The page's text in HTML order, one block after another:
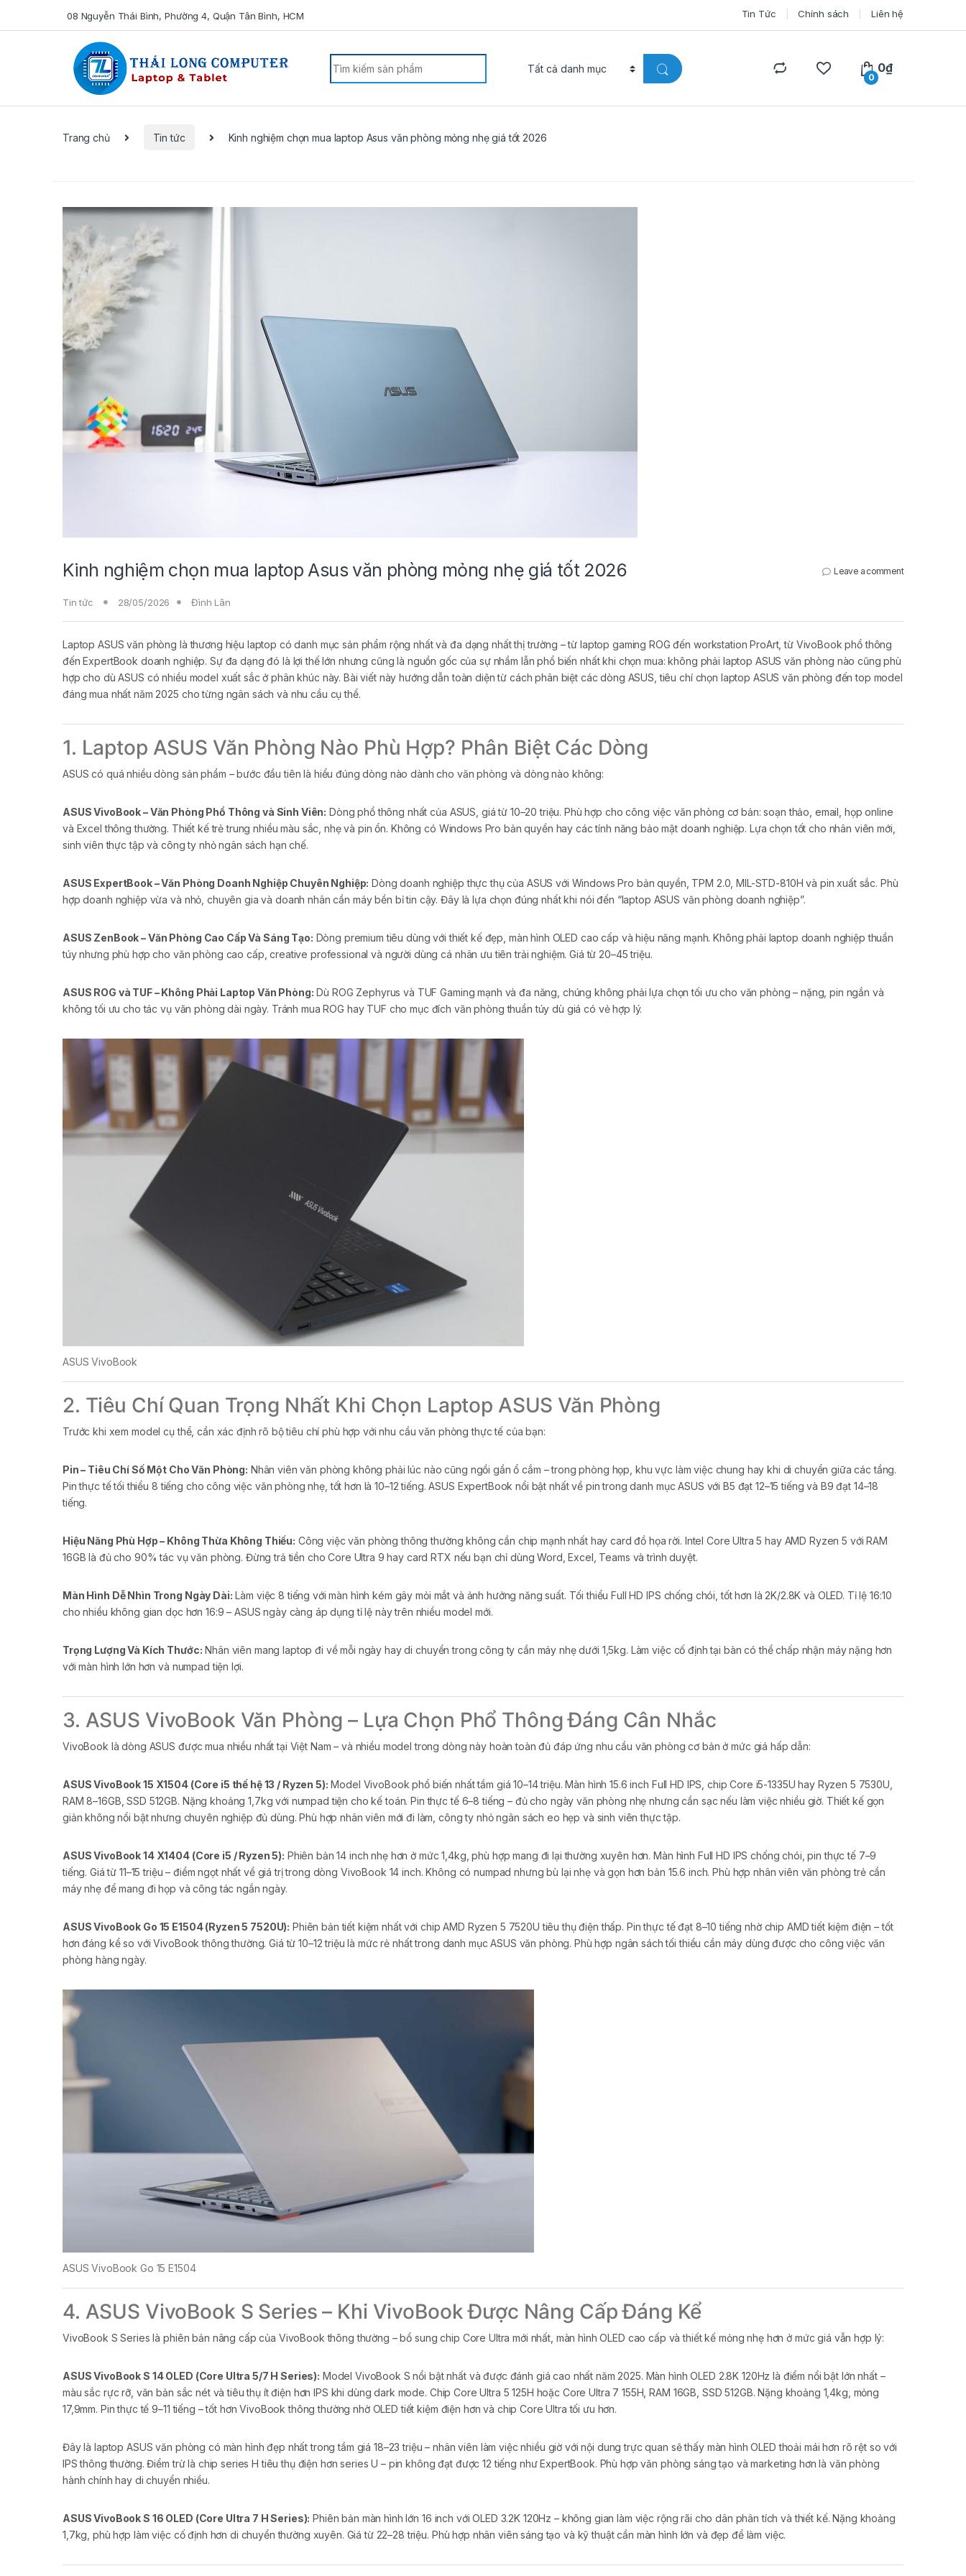
08 Nguyễn Thái Bình, Phường 4, Quận Tân Bình, HCM Tin Tức Chính sách Liên hệ
Search for:
0
0₫
Trang chủ Tin tức Kinh nghiệm chọn mua laptop Asus văn phòng mỏng nhẹ giá tốt 2026
Kinh nghiệm chọn mua laptop Asus văn phòng mỏng nhẹ giá tốt 2026 Leave a comment
Tin tức 28/05/2026 Đình Lân
Laptop ASUS văn phòng là thương hiệu laptop có danh mục sản phẩm rộng nhất và đa dạng nhất thị trường – từ laptop gaming ROG đến workstation ProArt, từ VivoBook phổ thông
đến ExpertBook doanh nghiệp. Sự đa dạng đó là lợi thế lớn nhưng cũng là nguồn gốc của sự nhầm lẫn phổ biến nhất khi chọn mua: không phải laptop ASUS văn phòng nào cũng phù
hợp cho dù ASUS có nhiều model xuất sắc ở phân khúc này. Bài viết này hướng dẫn toàn diện từ cách phân biệt các dòng ASUS, tiêu chí chọn laptop ASUS văn phòng đến top model
đáng mua nhất năm 2025 cho từng ngân sách và nhu cầu cụ thể.
1. Laptop ASUS Văn Phòng Nào Phù Hợp? Phân Biệt Các Dòng
ASUS có quá nhiều dòng sản phẩm – bước đầu tiên là hiểu đúng dòng nào dành cho văn phòng và dòng nào không:
ASUS VivoBook – Văn Phòng Phổ Thông và Sinh Viên: Dòng phổ thông nhất của ASUS, giá từ 10–20 triệu. Phù hợp cho công việc văn phòng cơ bản: soạn thảo, email, họp online
và Excel thông thường. Thiết kế trẻ trung nhiều màu sắc, nhẹ và pin ổn. Không có Windows Pro bản quyền hay các tính năng bảo mật doanh nghiệp. Lựa chọn tốt cho nhân viên mới,
sinh viên thực tập và công ty nhỏ ngân sách hạn chế.
ASUS ExpertBook – Văn Phòng Doanh Nghiệp Chuyên Nghiệp: Dòng doanh nghiệp thực thụ của ASUS với Windows Pro bản quyền, TPM 2.0, MIL-STD-810H và pin xuất sắc. Phù
hợp doanh nghiệp vừa và nhỏ, chuyên gia và doanh nhân cần máy bền bỉ tin cậy. Đây là lựa chọn đúng nhất khi nói đến “laptop ASUS văn phòng doanh nghiệp”.
ASUS ZenBook – Văn Phòng Cao Cấp Và Sáng Tạo: Dòng premium tiêu dùng với thiết kế đẹp, màn hình OLED cao cấp và hiệu năng mạnh. Không phải laptop doanh nghiệp thuần
túy nhưng phù hợp cho văn phòng cao cấp, creative professional và người dùng cá nhân ưu tiên trải nghiệm. Giá từ 20–45 triệu.
ASUS ROG và TUF – Không Phải Laptop Văn Phòng: Dù ROG Zephyrus và TUF Gaming mạnh và đa năng, chúng không phải lựa chọn tối ưu cho văn phòng – nặng, pin ngắn và
không tối ưu cho tác vụ văn phòng dài ngày. Tránh mua ROG hay TUF cho mục đích văn phòng thuần túy dù giá có vẻ hợp lý.
ASUS VivoBook
2. Tiêu Chí Quan Trọng Nhất Khi Chọn Laptop ASUS Văn Phòng
Trước khi xem model cụ thể, cần xác định rõ bộ tiêu chí phù hợp với nhu cầu văn phòng thực tế của bạn:
Pin – Tiêu Chí Số Một Cho Văn Phòng: Nhân viên văn phòng không phải lúc nào cũng ngồi gần ổ cắm – trong phòng họp, khu vực làm việc chung hay khi di chuyển giữa các tầng.
Pin thực tế tối thiểu 8 tiếng cho công việc văn phòng nhẹ, tốt hơn là 10–12 tiếng. ASUS ExpertBook nổi bật nhất về pin trong danh mục ASUS với B5 đạt 12–15 tiếng và B9 đạt 14–18
tiếng.
Hiệu Năng Phù Hợp – Không Thừa Không Thiếu: Công việc văn phòng thông thường không cần chip mạnh nhất hay card đồ họa rời. Intel Core Ultra 5 hay AMD Ryzen 5 với RAM
16GB là đủ cho 90% tác vụ văn phòng. Đừng trả tiền cho Core Ultra 9 hay card RTX nếu bạn chỉ dùng Word, Excel, Teams và trình duyệt.
Màn Hình Dễ Nhìn Trong Ngày Dài: Làm việc 8 tiếng với màn hình kém gây mỏi mắt và ảnh hưởng năng suất. Tối thiểu Full HD IPS chống chói, tốt hơn là 2K/2.8K và OLED. Tỉ lệ 16:10
cho nhiều không gian dọc hơn 16:9 – ASUS ngày càng áp dụng tỉ lệ này trên nhiều model mới.
Trọng Lượng Và Kích Thước: Nhân viên mang laptop đi về mỗi ngày hay di chuyển trong công ty cần máy nhẹ dưới 1,5kg. Làm việc cố định tại bàn có thể chấp nhận máy nặng hơn
với màn hình lớn hơn và numpad tiện lợi.
3. ASUS VivoBook Văn Phòng – Lựa Chọn Phổ Thông Đáng Cân Nhắc
VivoBook là dòng ASUS được mua nhiều nhất tại Việt Nam – và nhiều model trong dòng này hoàn toàn đủ đáp ứng nhu cầu văn phòng cơ bản ở mức giá hấp dẫn:
ASUS VivoBook 15 X1504 (Core i5 thế hệ 13 / Ryzen 5): Model VivoBook phổ biến nhất tầm giá 10–14 triệu. Màn hình 15.6 inch Full HD IPS, chip Core i5-1335U hay Ryzen 5 7530U,
RAM 8–16GB, SSD 512GB. Nặng khoảng 1,7kg với numpad tiện cho kế toán. Pin thực tế 6–8 tiếng – đủ cho ngày văn phòng nhẹ nhưng cần sạc nếu làm việc nhiều giờ. Thiết kế gọn
giản không nổi bật nhưng chuyên nghiệp đủ dùng. Phù hợp nhân viên mới đi làm, công ty nhỏ ngân sách eo hẹp và sinh viên thực tập.
ASUS VivoBook 14 X1404 (Core i5 / Ryzen 5): Phiên bản 14 inch nhẹ hơn ở mức 1,4kg, phù hợp mang đi lại thường xuyên hơn. Màn hình Full HD IPS chống chói, pin thực tế 7–9
tiếng. Giá từ 11–15 triệu – điểm ngọt nhất về giá trị trong dòng VivoBook 14 inch. Không có numpad nhưng bù lại nhẹ và gọn hơn bản 15.6 inch. Phù hợp nhân viên văn phòng trẻ cần
máy nhẹ để mang đi họp và công tác ngắn ngày.
ASUS VivoBook Go 15 E1504 (Ryzen 5 7520U): Phiên bản tiết kiệm nhất với chip AMD Ryzen 5 7520U tiêu thụ điện thấp. Pin thực tế đạt 8–10 tiếng nhờ chip AMD tiết kiệm điện – tốt
hơn đáng kể so với VivoBook thông thường. Giá từ 10–12 triệu là mức rẻ nhất trong danh mục ASUS văn phòng. Phù hợp ngân sách tối thiểu cần máy dùng được cho công việc văn
phòng hàng ngày.
ASUS VivoBook Go 15 E1504
4. ASUS VivoBook S Series – Khi VivoBook Được Nâng Cấp Đáng Kể
VivoBook S Series là phiên bản nâng cấp của VivoBook thông thường – bổ sung chip Core Ultra mới nhất, màn hình OLED cao cấp và thiết kế mỏng nhẹ hơn ở mức giá vẫn hợp lý:
ASUS VivoBook S 14 OLED (Core Ultra 5/7 H Series): Model VivoBook S nổi bật nhất và được đánh giá cao nhất năm 2025. Màn hình OLED 2.8K 120Hz là điểm nổi bật lớn nhất –
màu sắc rực rỡ, văn bản sắc nét và tiêu thụ ít điện hơn IPS khi dùng dark mode. Chip Core Ultra 5 125H hoặc Core Ultra 7 155H, RAM 16GB, SSD 512GB. Nặng khoảng 1,4kg, mỏng
17,9mm. Pin thực tế 9–11 tiếng – tốt hơn VivoBook thông thường nhờ OLED tiết kiệm điện hơn và chip Core Ultra tối ưu hơn.
Đây là laptop ASUS văn phòng có màn hình đẹp nhất trong tầm giá 18–23 triệu – nhân viên làm việc nhiều giờ với nội dung trực quan sẽ thấy màn hình OLED thoải mái hơn rõ rệt so với
IPS thông thường. Điểm trừ là chip series H tiêu thụ điện hơn series U – pin không đạt được 12 tiếng như ExpertBook. Phù hợp văn phòng sáng tạo và marketing hơn là văn phòng
hành chính hay di chuyển nhiều.
ASUS VivoBook S 16 OLED (Core Ultra 7 H Series): Phiên bản màn hình lớn 16 inch với OLED 3.2K 120Hz – không gian làm việc rộng rãi cho dân phân tích và thiết kế. Nặng khoảng
1,7kg, phù hợp làm việc cố định hơn di chuyển thường xuyên. Giá từ 22–28 triệu. Phù hợp nhân viên sáng tạo và kỹ thuật cần màn hình lớn và đẹp để làm việc.